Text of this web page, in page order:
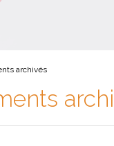
archivés